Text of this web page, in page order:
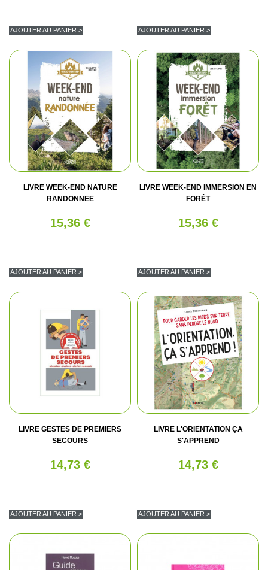
AJOUTER AU PANIER > AJOUTER AU PANIER >
LIVRE WEEK-END NATURE
RANDONNEE
15,36 €
AJOUTER AU PANIER >
LIVRE WEEK-END IMMERSION EN
FORÊT
15,36 €
AJOUTER AU PANIER >
LIVRE GESTES DE PREMIERS
SECOURS
14,73 €
AJOUTER AU PANIER >
LIVRE L'ORIENTATION ÇA
S'APPREND
14,73 €
AJOUTER AU PANIER >